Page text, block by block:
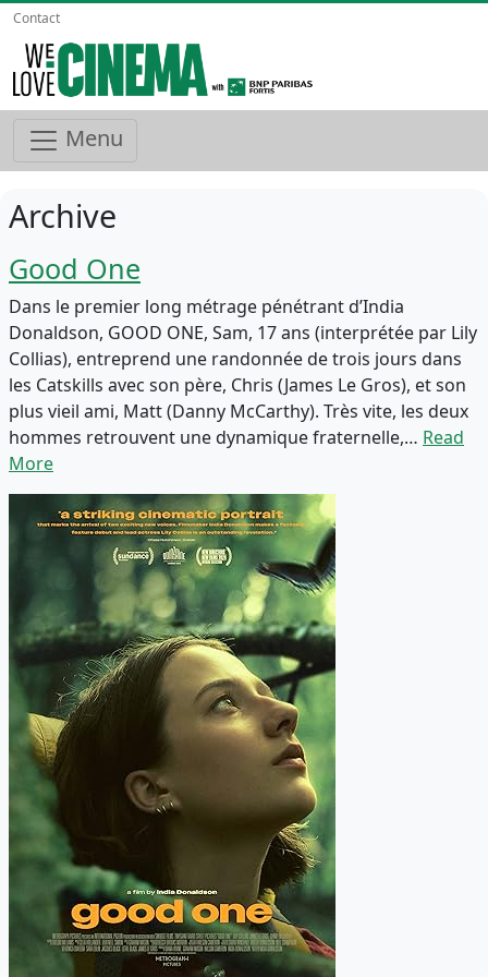
Contact
Menu
Archive
Good One
Dans le premier long métrage pénétrant d’India
Donaldson, GOOD ONE, Sam, 17 ans (interprétée par Lily
Collias), entreprend une randonnée de trois jours dans
les Catskills avec son père, Chris (James Le Gros), et son
plus vieil ami, Matt (Danny McCarthy). Très vite, les deux
hommes retrouvent une dynamique fraternelle,… Read
More